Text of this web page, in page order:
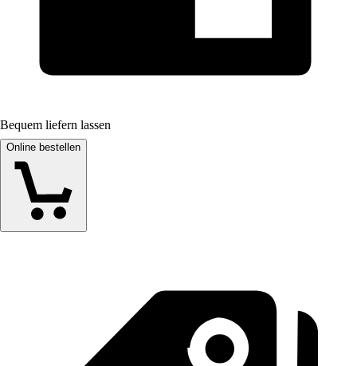
Bequem liefern lassen
Online bestellen